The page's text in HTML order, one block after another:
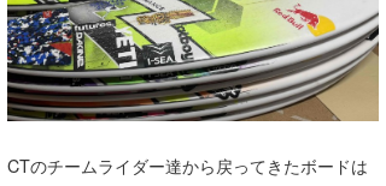
CTのチームライダー達から戻ってきたボードは